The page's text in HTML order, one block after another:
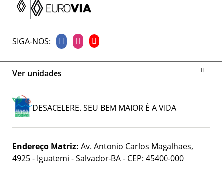
Ver unidades
SIGA-NOS:
DESACELERE. SEU BEM MAIOR É A VIDA
Endereço Matriz: Av. Antonio Carlos Magalhaes,
4925 - Iguatemi - Salvador-BA- CEP: 45400-000